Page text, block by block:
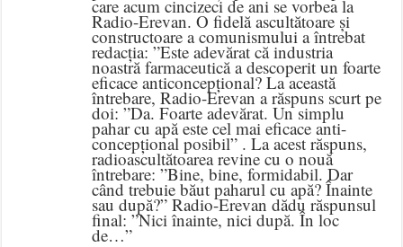
care acum cincizeci de ani se vorbea la
Radio-Erevan. O fidelă ascultătoare și
constructoare a comunismului a întrebat
redacția: ”Este adevărat că industria
noastră farmaceutică a descoperit un foarte
eficace anticoncepțional? La această
întrebare, Radio-Erevan a răspuns scurt pe
doi: ”Da. Foarte adevărat. Un simplu
pahar cu apă este cel mai eficace anti-
concepțional posibil” . La acest răspuns,
radioascultătoarea revine cu o nouă
întrebare: ”Bine, bine, formidabil. Dar
când trebuie băut paharul cu apă? Înainte
sau după?” Radio-Erevan dădu răspunsul
final: ”Nici înainte, nici după. În loc
de…”